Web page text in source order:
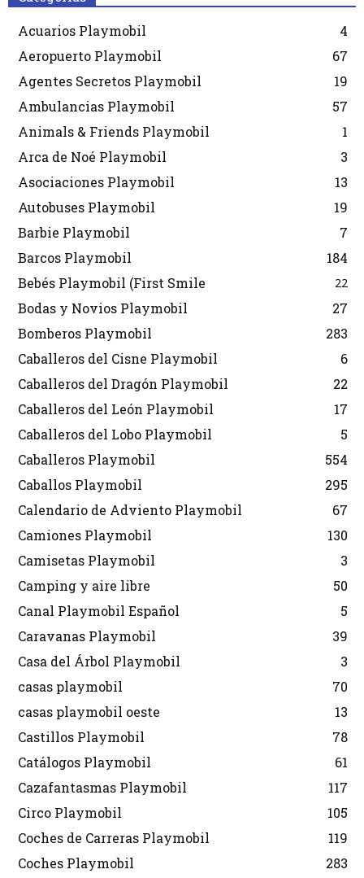
Acuarios Playmobil
4
Aeropuerto Playmobil
67
Agentes Secretos Playmobil
19
Ambulancias Playmobil
57
Animals & Friends Playmobil
1
Arca de Noé Playmobil
3
Asociaciones Playmobil
13
Autobuses Playmobil
19
Barbie Playmobil
7
Barcos Playmobil
184
Bebés Playmobil (First Smile
22
Bodas y Novios Playmobil
27
Bomberos Playmobil
283
Caballeros del Cisne Playmobil
6
Caballeros del Dragón Playmobil
22
Caballeros del León Playmobil
17
Caballeros del Lobo Playmobil
5
Caballeros Playmobil
554
Caballos Playmobil
295
Calendario de Adviento Playmobil
67
Camiones Playmobil
130
Camisetas Playmobil
3
Camping y aire libre
50
Canal Playmobil Español
5
Caravanas Playmobil
39
Casa del Árbol Playmobil
3
casas playmobil
70
casas playmobil oeste
13
Castillos Playmobil
78
Catálogos Playmobil
61
Cazafantasmas Playmobil
117
Circo Playmobil
105
Coches de Carreras Playmobil
119
Coches Playmobil
283